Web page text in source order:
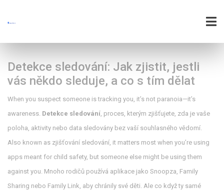
Detekce sledování: Jak zjistit, jestli
vás někdo sleduje, a co s tím dělat
When you suspect someone is tracking you, it’s not paranoia—it’s
awareness. Detekce sledování, proces, kterým zjišťujete, zda je vaše
poloha, aktivity nebo data sledovány bez vaší souhlasného vědomí.
Also known as zjišťování sledování, it matters most when you’re using
apps meant for child safety, but someone else might be using them
against you. Mnoho rodičů používá aplikace jako Snoopza, Family
Sharing nebo Family Link, aby chránily své děti. Ale co když ty samé